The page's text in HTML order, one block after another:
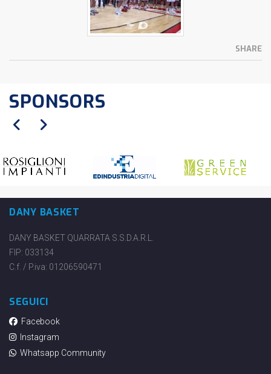
SHARE
SPONSORS
DANY BASKET
DANY BASKET QUARRATA S.S.D.A.R.L.
FIP: 033134
C.f. / P.iva: 01206590471
SEGUICI
Facebook
Instagram
Whatsapp Community